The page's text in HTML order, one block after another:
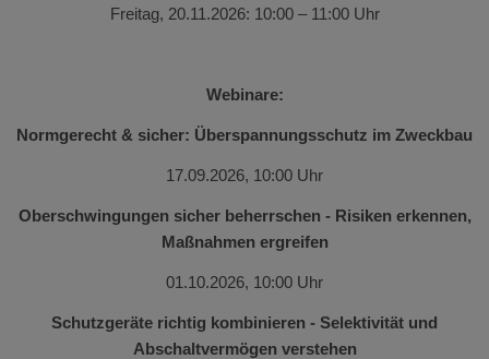
Freitag, 20.11.2026: 10:00 – 11:00 Uhr
Webinare:
Normgerecht & sicher: Überspannungsschutz im Zweckbau
17.09.2026, 10:00 Uhr
Oberschwingungen sicher beherrschen - Risiken erkennen,
Maßnahmen ergreifen
01.10.2026, 10:00 Uhr
Schutzgeräte richtig kombinieren - Selektivität und
Abschaltvermögen verstehen